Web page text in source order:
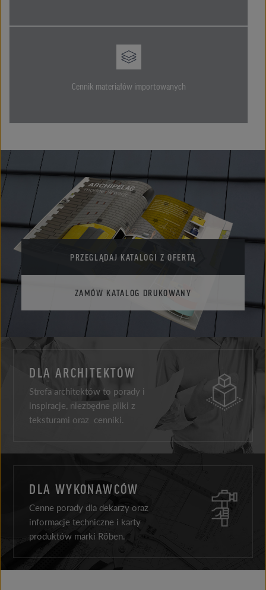
Cennik materiałów importowanych
PRZEGLĄDAJ KATALOGI Z OFERTĄ
ZAMÓW KATALOG DRUKOWANY
DLA ARCHITEKTÓW
Strefa architektów to porady i
inspiracje, niezbędne pliki z
teksturami oraz cenniki.
DLA WYKONAWCÓW
Cenne porady dla dekarzy oraz
informacje techniczne i karty
produktów marki Röben.